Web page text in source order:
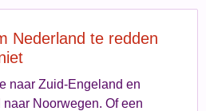
Nederland te redden
naar Zuid-Engeland en
Noorwegen. Of een